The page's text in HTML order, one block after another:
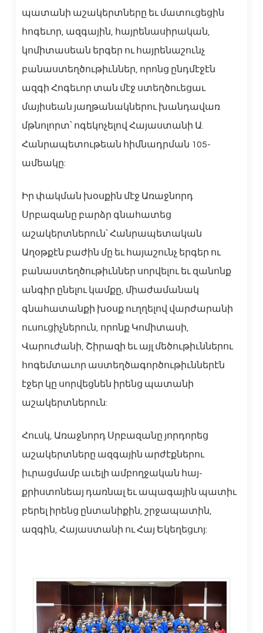
պատանի աշակերտները եւ մատուցեցին
հոգեւոր, ազգային, հայրենասիրական,
կոմիտասեան երգեր ու հայրենաշունչ
բանաստեղծութիւններ, որոնց ընդմէջէն
ազգի Հոգեւոր տան մէջ ստեղծուեցաւ
մայիսեան յաղթանակներու խանդավառ
մթնոլորտ՝ ոգեկոչելով Հայաստանի Ա.
Հանրապետութեան հիմնադրման 105-
ամեակը:
Իր փակման խօսքին մէջ Առաջնորդ
Սրբազանը բարձր գնահատեց
աշակերտներուն՝ Հանրապետական
Աղօթքէն բաժին մը եւ հայաշունչ երգեր ու
բանաստեղծութիւններ սորվելու եւ զանոնք
անգիր ընելու կամքը, միաժամանակ
գնահատանքի խօսք ուղղելով վարժարանի
ուսուցիչներուն, որոնք Կոմիտասի,
Վարուժանի, Շիրազի եւ այլ մեծութիւններու
հոգեմտաւոր աստեղծագործութիւններէն
էջեր կը սորվեցնեն իրենց պատանի
աշակերտներուն:
Հուսկ, Առաջնորդ Սրբազանը յորդորեց
աշակերտները ազգային արժէքներու
իւրացմամբ աւելի ամբողջական հայ-
քրիստոնեայ դառնալ եւ ապագային պատիւ
բերել իրենց ընտանիքին, շրջապատին,
ազգին, Հայաստանի ու Հայ Եկեղեցւոյ: